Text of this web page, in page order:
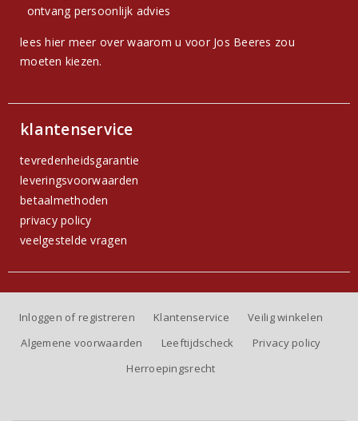
ontvang persoonlijk advies
lees hier meer over waarom u voor Jos Beeres zou
moeten kiezen.
klantenservice
tevredenheidsgarantie
leveringsvoorwaarden
betaalmethoden
privacy policy
veelgestelde vragen
Inloggen of registreren Klantenservice
Veilig winkelen
Algemene voorwaarden
Leeftijdscheck
Privacy policy
Herroepingsrecht